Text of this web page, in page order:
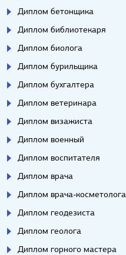
Диплом бетонщика
Диплом библиотекаря
Диплом биолога
Диплом бурильщика
Диплом бухгалтера
Диплом ветеринара
Диплом визажиста
Диплом военный
Диплом воспитателя
Диплом врача
Диплом врача-косметолога
Диплом геодезиста
Диплом геолога
Диплом горного мастера